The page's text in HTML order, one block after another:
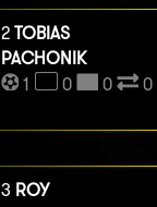
2 TOBIAS
PACHONIK
1
0 0 0
3 ROY